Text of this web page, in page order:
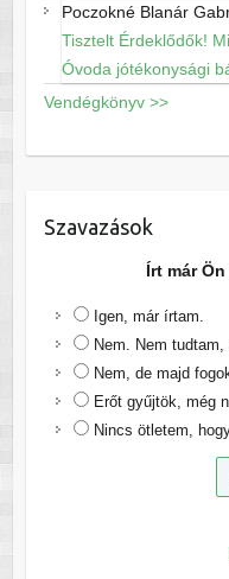
Poczokné Blanár
Tisztelt Érdeklődők!
Óvoda jótékonysági
Vendégkönyv >>
Szavazások
Írt már
Igen, már írtam.
Nem. Nem
Nem, de majd
Erőt gyűjtök, még
Nincs ötletem,